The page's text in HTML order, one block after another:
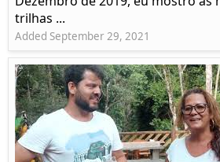
trilhas ...
Added September 29, 2021